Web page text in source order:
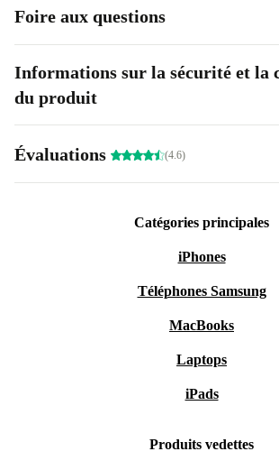
Foire aux questions
Informations sur la sécurité et la
du produit
Évaluations (4.6)
Catégories principales
iPhones
Téléphones Samsung
MacBooks
Laptops
iPads
Produits vedettes